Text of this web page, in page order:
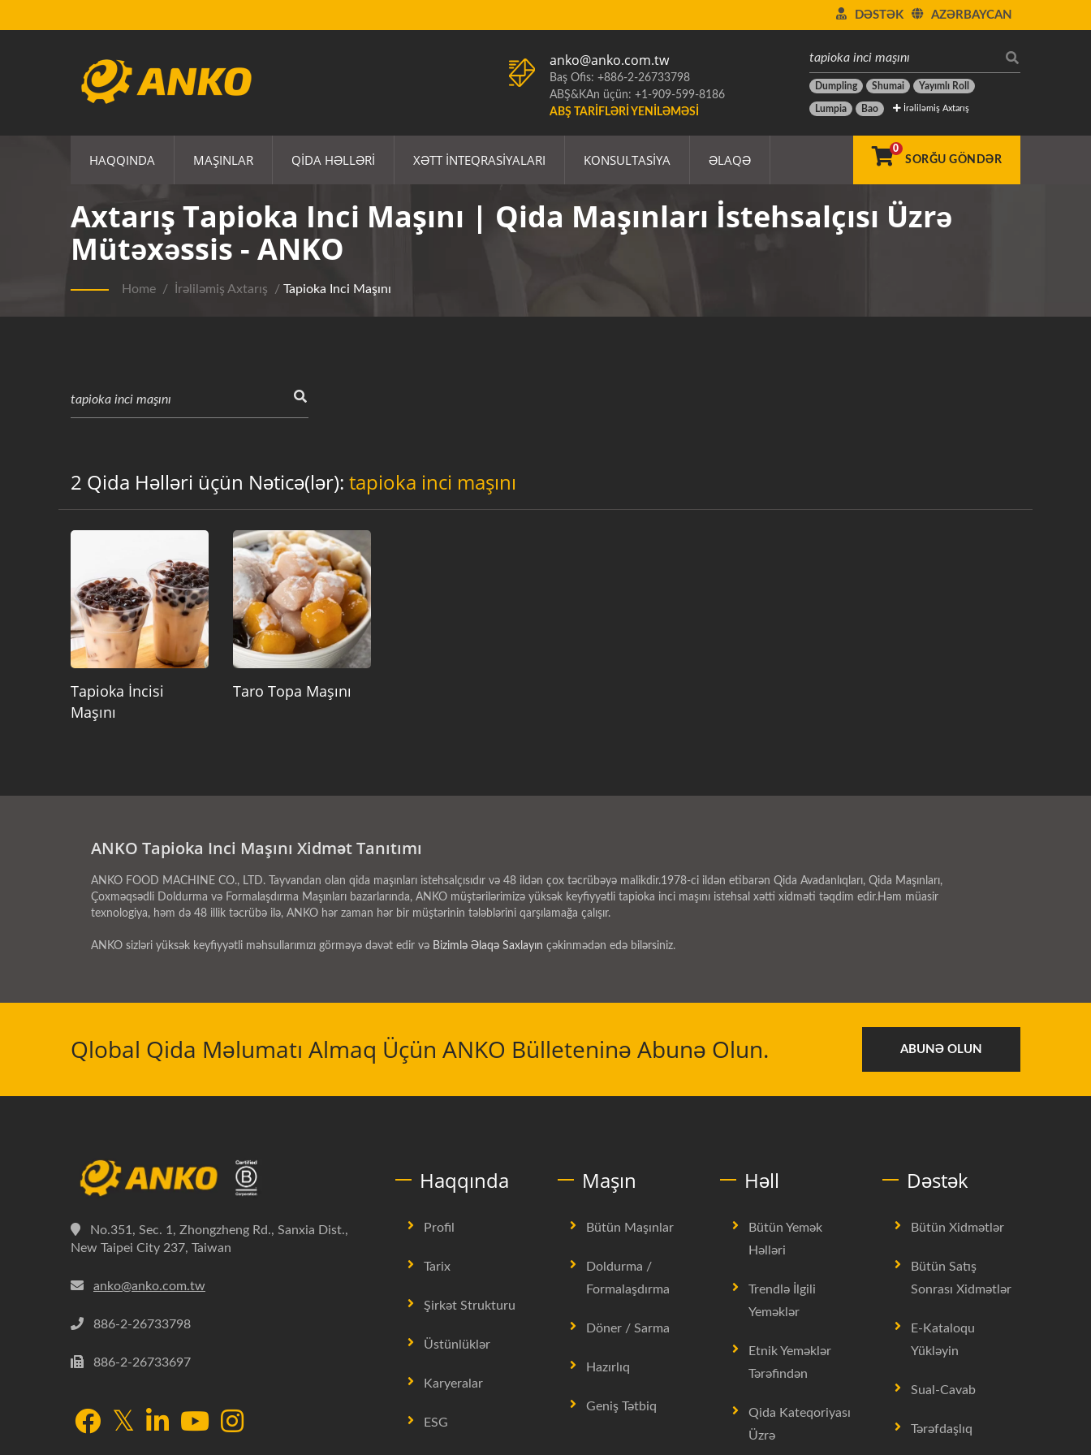
AZƏRBAYCAN
DƏSTƏK
Dumpling Shumai Yayımlı Roll
Lumpia Bao İrəliləmiş Axtarış
anko@anko.com.tw
Baş Ofis: +886-2-26733798
ABŞ&KAn üçün: +1-909-599-8186
ABŞ TARIFLƏRI YENILƏMƏSI
HAQQINDA MAŞINLAR QIDA HƏLLƏRI XƏTT İNTEQRASIYALARI KONSULTASIYA ƏLAQƏ
0
SORĞU GÖNDƏR
Axtarış Tapioka Inci Maşını | Qida Maşınları İstehsalçısı Üzrə
Mütəxəssis - ANKO
Home / İrəliləmiş Axtarış / Tapioka Inci Maşını
2 Qida Həlləri üçün Nəticə(lər): tapioka inci maşını
Tapioka İncisi
Maşını
Taro Topa Maşını
ANKO Tapioka Inci Maşını Xidmət Tanıtımı
ANKO FOOD MACHINE CO., LTD. Tayvandan olan qida maşınları istehsalçısıdır və 48 ildən çox təcrübəyə malikdir.1978-ci ildən etibarən Qida Avadanlıqları, Qida Maşınları,
Çoxməqsədli Doldurma və Formalaşdırma Maşınları bazarlarında, ANKO müştərilərimizə yüksək keyfiyyətli tapioka inci maşını istehsal xətti xidməti təqdim edir.Həm müasir
texnologiya, həm də 48 illik təcrübə ilə, ANKO hər zaman hər bir müştərinin tələblərini qarşılamağa çalışır.
ANKO sizləri yüksək keyfiyyətli məhsullarımızı görməyə dəvət edir və Bizimlə Əlaqə Saxlayın çəkinmədən edə bilərsiniz.
Qlobal Qida Məlumatı Almaq Üçün ANKO Bülleteninə Abunə Olun. ABUNƏ OLUN
No.351, Sec. 1, Zhongzheng Rd., Sanxia Dist.,
New Taipei City 237, Taiwan
anko@anko.com.tw
886-2-26733798
886-2-26733697
Haqqında
Profil
Tarix
Şirkət Strukturu
Üstünlüklər
Karyeralar
ESG
Maşın
Bütün Maşınlar
Doldurma /
Formalaşdırma
Döner / Sarma
Hazırlıq
Geniş Tətbiq
Həll
Bütün Yemək
Həlləri
Trendlə İlgili
Yeməklər
Etnik Yeməklər
Tərəfindən
Qida Kateqoriyası
Üzrə
Dəstək
Bütün Xidmətlər
Bütün Satış
Sonrası Xidmətlər
E-Kataloqu
Yükləyin
Sual-Cavab
Tərəfdaşlıq